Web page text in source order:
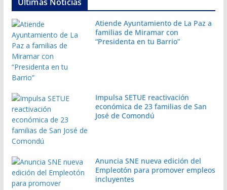
Atiende Ayuntamiento de La Paz a
familias de Miramar con
“Presidenta en tu Barrio”
Impulsa SETUE reactivación
económica de 23 familias de San
José de Comondú
Anuncia SNE nueva edición del
Empleotón para promover empleos
incluyentes